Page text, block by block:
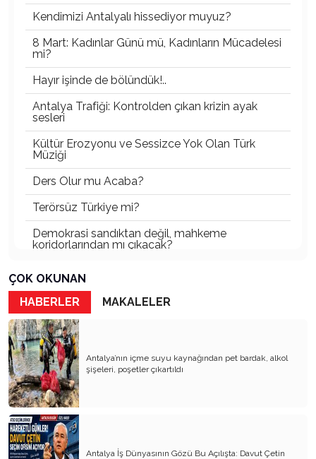
Kendimizi Antalyalı hissediyor muyuz?
8 Mart: Kadınlar Günü mü, Kadınların Mücadelesi
mi?
Hayır işinde de bölündük!..
Antalya Trafiği: Kontrolden çıkan krizin ayak
sesleri
Kültür Erozyonu ve Sessizce Yok Olan Türk
Müziği
Ders Olur mu Acaba?
Terörsüz Türkiye mi?
Demokrasi sandıktan değil, mahkeme
koridorlarından mı çıkacak?
Gazetecinin kaderi!..
Turizmde Herşey Dahil Sistemi tartışılmalı
MB Başkanı ve Şimşek’e
Padişahın Vergi Deneyi!..
Erdoğan ve Özel’e açık mektup!..
Bahçeli siyasetin zirvesine oturdu!..
Artık yeter!.. Başka Antalya yok!..
Milli Eğitim cemaatlere mi teslim ediliyor?
ÇOK OKUNAN
HABERLER
MAKALELER
Antalya’nın içme suyu kaynağından pet bardak, alkol
şişeleri, poşetler çıkartıldı
Antalya İş Dünyasının Gözü Bu Açılışta: Davut Çetin